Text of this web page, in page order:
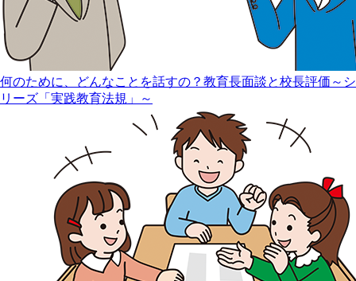
何のために、どんなことを話すの？教育長面談と校長評価～シ
リーズ「実践教育法規」～